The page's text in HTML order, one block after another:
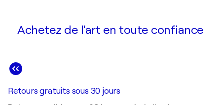
Achetez de l'art en toute confiance
Retours gratuits sous 30 jours